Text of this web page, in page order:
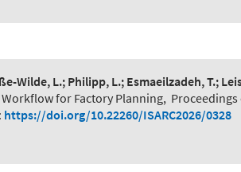
Wilde, L.; Philipp, L.; Esmaeilzadeh, T.;
Workflow for Factory Planning,
https://doi.org/10.22260/ISARC2026/0328